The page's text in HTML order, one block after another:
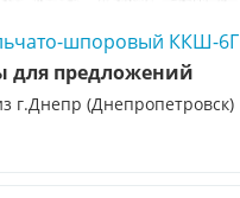
шпоровый ККШ-6Г
г.Днепр (Днепропетровск)
для предложений